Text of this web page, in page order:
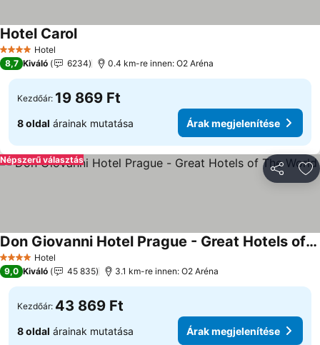
4 KategóriaHotel
Hotel Carol
8,7 Kiváló 6234 0.4 km-re innen: O2 Aréna
Kezdőár: 19 869 Ft
8 oldal árainak mutatása Árak megjelenítése
Népszerű választás
4 KategóriaHotel
Don Giovanni Hotel Prague - Great Hotels of The World
9,0 Kiváló 45 835 3.1 km-re innen: O2 Aréna
Kezdőár: 43 869 Ft
8 oldal árainak mutatása Árak megjelenítése